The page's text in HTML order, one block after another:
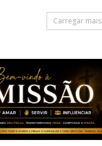
Carregar mais